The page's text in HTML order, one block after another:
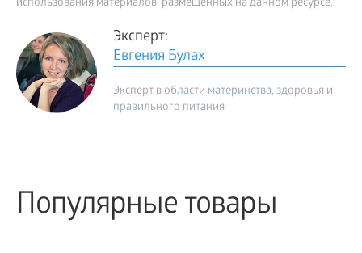
использования материалов, размещенных на данном ресурсе.
Эксперт:
Евгения Булах
Эксперт в области материнства, здоровья и
правильного питания
Популярные товары